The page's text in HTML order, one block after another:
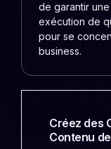
de garantir
exécution de
pour se
business.
Créez des
Contenu